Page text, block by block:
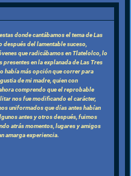
donde cantábamos el tema de Las
después del lamentable suceso,
que radicábamos en Tlatelolco, lo
en la explanada de Las Tres
había más opción que correr para
de mi madre, quien con
comprendo que el reprobable
nos fue modificando el carácter,
uniformados que días antes habían
antes y otros después, fuimos
atrás momentos, lugares y amigos
amarga experiencia.